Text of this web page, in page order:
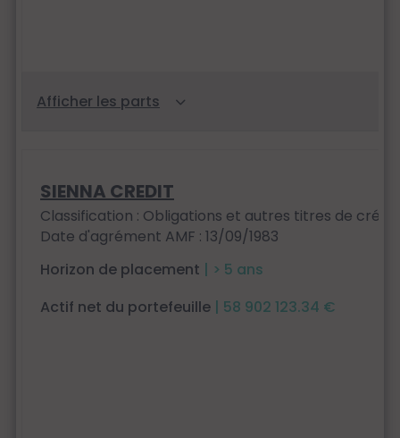
SIENNA CREDIT
Classification : Obligations et autres titres de
Date d'agrément AMF : 13/09/1983
Horizon de placement | > 5 ans
Actif net du portefeuille | 58 902 123.34 €